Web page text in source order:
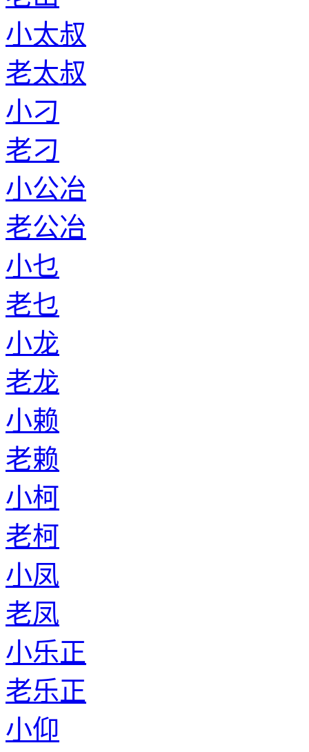
小太叔
老太叔
小刁
老刁
小公冶
老公冶
小乜
老乜
小龙
老龙
小赖
老赖
小柯
老柯
小凤
老凤
小乐正
老乐正
小仰